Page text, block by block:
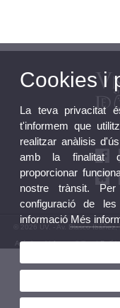
© 2026 UV. - Av. Blasco
Avís legal|Accessibilitat|
Cookies i
La teva privacitat
t'informem que
realitzar anàlisis
amb la finalitat
proporcionar
nostre trànsit.
configuració de
informació Més